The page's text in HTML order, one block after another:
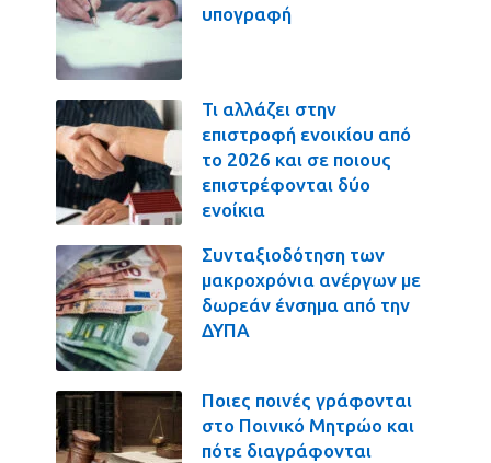
υπογραφή
Τι αλλάζει στην
επιστροφή ενοικίου από
το 2026 και σε ποιους
επιστρέφονται δύο
ενοίκια
Συνταξιοδότηση των
μακροχρόνια ανέργων με
δωρεάν ένσημα από την
ΔΥΠΑ
Ποιες ποινές γράφονται
στο Ποινικό Μητρώο και
πότε διαγράφονται